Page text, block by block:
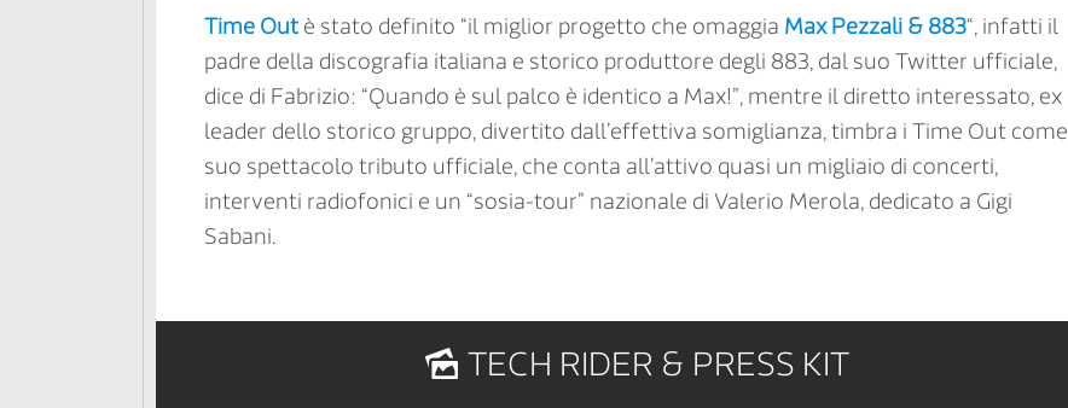
Time Outè stato definito “il miglior progetto che omaggia Max Pezzali & 883“, infatti il
padre della discografia italiana e storico produttore degli 883, dal suo Twitter ufficiale,
dice di Fabrizio: “Quando è sul palco è identico a Max!”, mentre il diretto interessato, ex
leader dello storico gruppo, divertito dall’effettiva somiglianza, timbra i Time Out come
suo spettacolo tributo ufficiale, che conta all’attivo quasi un migliaio di concerti,
interventi radiofonici e un “sosia-tour” nazionale di Valerio Merola, dedicato a Gigi
Sabani.
TECH RIDER & PRESS KIT